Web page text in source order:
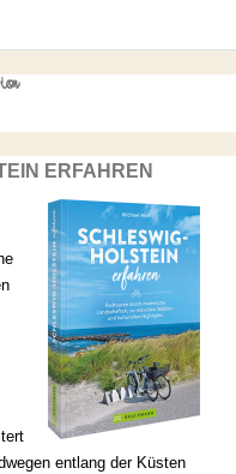
ERFAHREN
entlang der Küsten